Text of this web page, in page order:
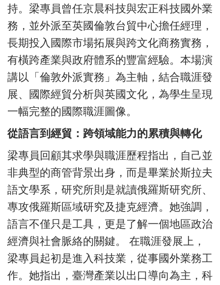
持。梁專員曾任京晨科技與宏正科技國外業
務，並外派至英國倫敦台貿中心擔任經理，
長期投入國際市場拓展與跨文化商務實務，
有橫跨產業與政府體系的豐富經驗。本場演
講以「倫敦外派實務」為主軸，結合職涯發
展、國際經貿分析與英國文化，為學生呈現
一幅完整的國際職涯圖像。
從語言到經貿：跨領域能力的累積與轉化
梁專員回顧其求學與職涯歷程指出，自己並
非典型的商管背景出身，而是畢業於斯拉夫
語文學系，研究所則是就讀俄羅斯研究所、
專攻俄羅斯區域研究及捷克經濟。她強調，
語言不僅只是工具，更是了解一個地區政治
經濟與社會脈絡的關鍵。 在職涯發展上，
梁專員起初是進入科技業，從事國外業務工
作。她指出，臺灣產業以出口導向為主，科